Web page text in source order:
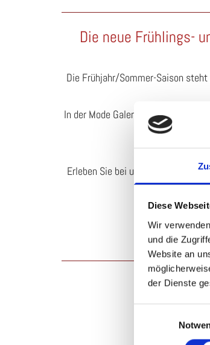
Diese
Wir
und die
Website an
der Dienste
Die neue Frühlings-
Die Frühjahr/Sommer-Saison
In der Mode Galerie finden Sie Ihr
Erleben Sie bei uns die neuesten